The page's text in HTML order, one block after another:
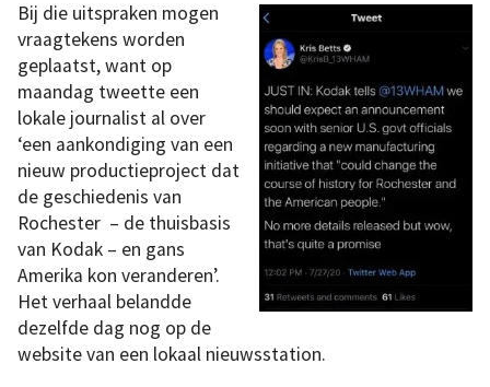
Bij die uitspraken mogen
vraagtekens worden
geplaatst, want op
maandag tweette een
lokale journalist al over
‘een aankondiging van een
nieuw productieproject dat
de geschiedenis van
Rochester – de thuisbasis
van Kodak – en gans
Amerika kon veranderen’.
Het verhaal belandde
dezelfde dag nog op de
website van een lokaal nieuwsstation.